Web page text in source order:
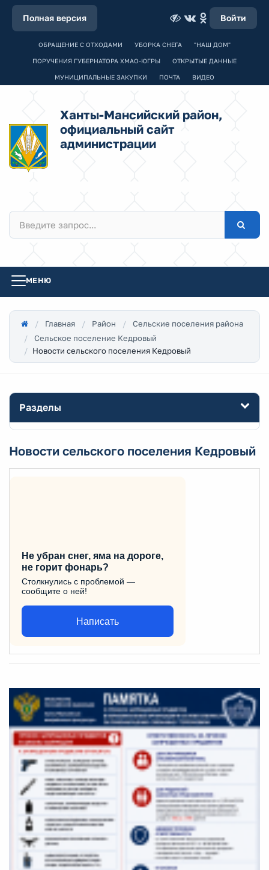
Полная версия Войти
ОБРАЩЕНИЕ С ОТХОДАМИ УБОРКА СНЕГА "НАШ ДОМ"
ПОРУЧЕНИЯ ГУБЕРНАТОРА ХМАО-ЮГРЫ ОТКРЫТЫЕ ДАННЫЕ
МУНИЦИПАЛЬНЫЕ ЗАКУПКИ ПОЧТА ВИДЕО
Ханты-Мансийский район,
официальный сайт
администрации
МЕНЮ
Главная Район
Сельские поселения района
Сельское поселение Кедровый
Новости сельского поселения Кедровый
Разделы
Новости сельского поселения Кедровый
Не убран снег, яма на дороге,
не горит фонарь?
Столкнулись с проблемой —
сообщите о ней!
Написать